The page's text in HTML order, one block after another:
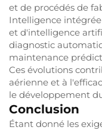
et de procédés de
Intelligence
et d'intelligence
diagnostic
maintenance
Ces évolutions
aérienne et à
le développement
Conclusion
Étant donné les